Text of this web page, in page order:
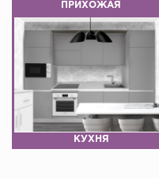
ПРИХОЖАЯ
КУХНЯ